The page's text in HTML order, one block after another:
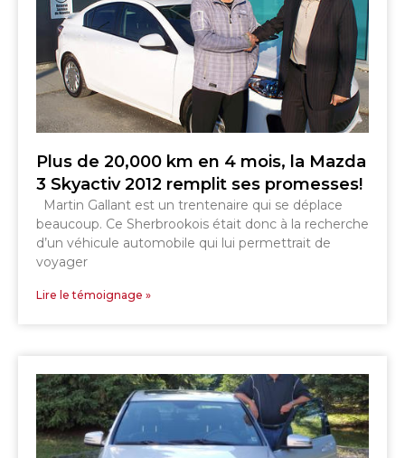
Plus de 20,000 km en 4 mois, la Mazda
3 Skyactiv 2012 remplit ses promesses!
Martin Gallant est un trentenaire qui se déplace
beaucoup. Ce Sherbrookois était donc à la recherche
d’un véhicule automobile qui lui permettrait de
voyager
Lire le témoignage »
SHERBROOKE
GRANBY
MAGOG
ST-HYACINTHE
GRANBY
DRUMMONDVILLE
VICTORIAVILLE
GRANBY
MAGOG
ST-HYACINTHE